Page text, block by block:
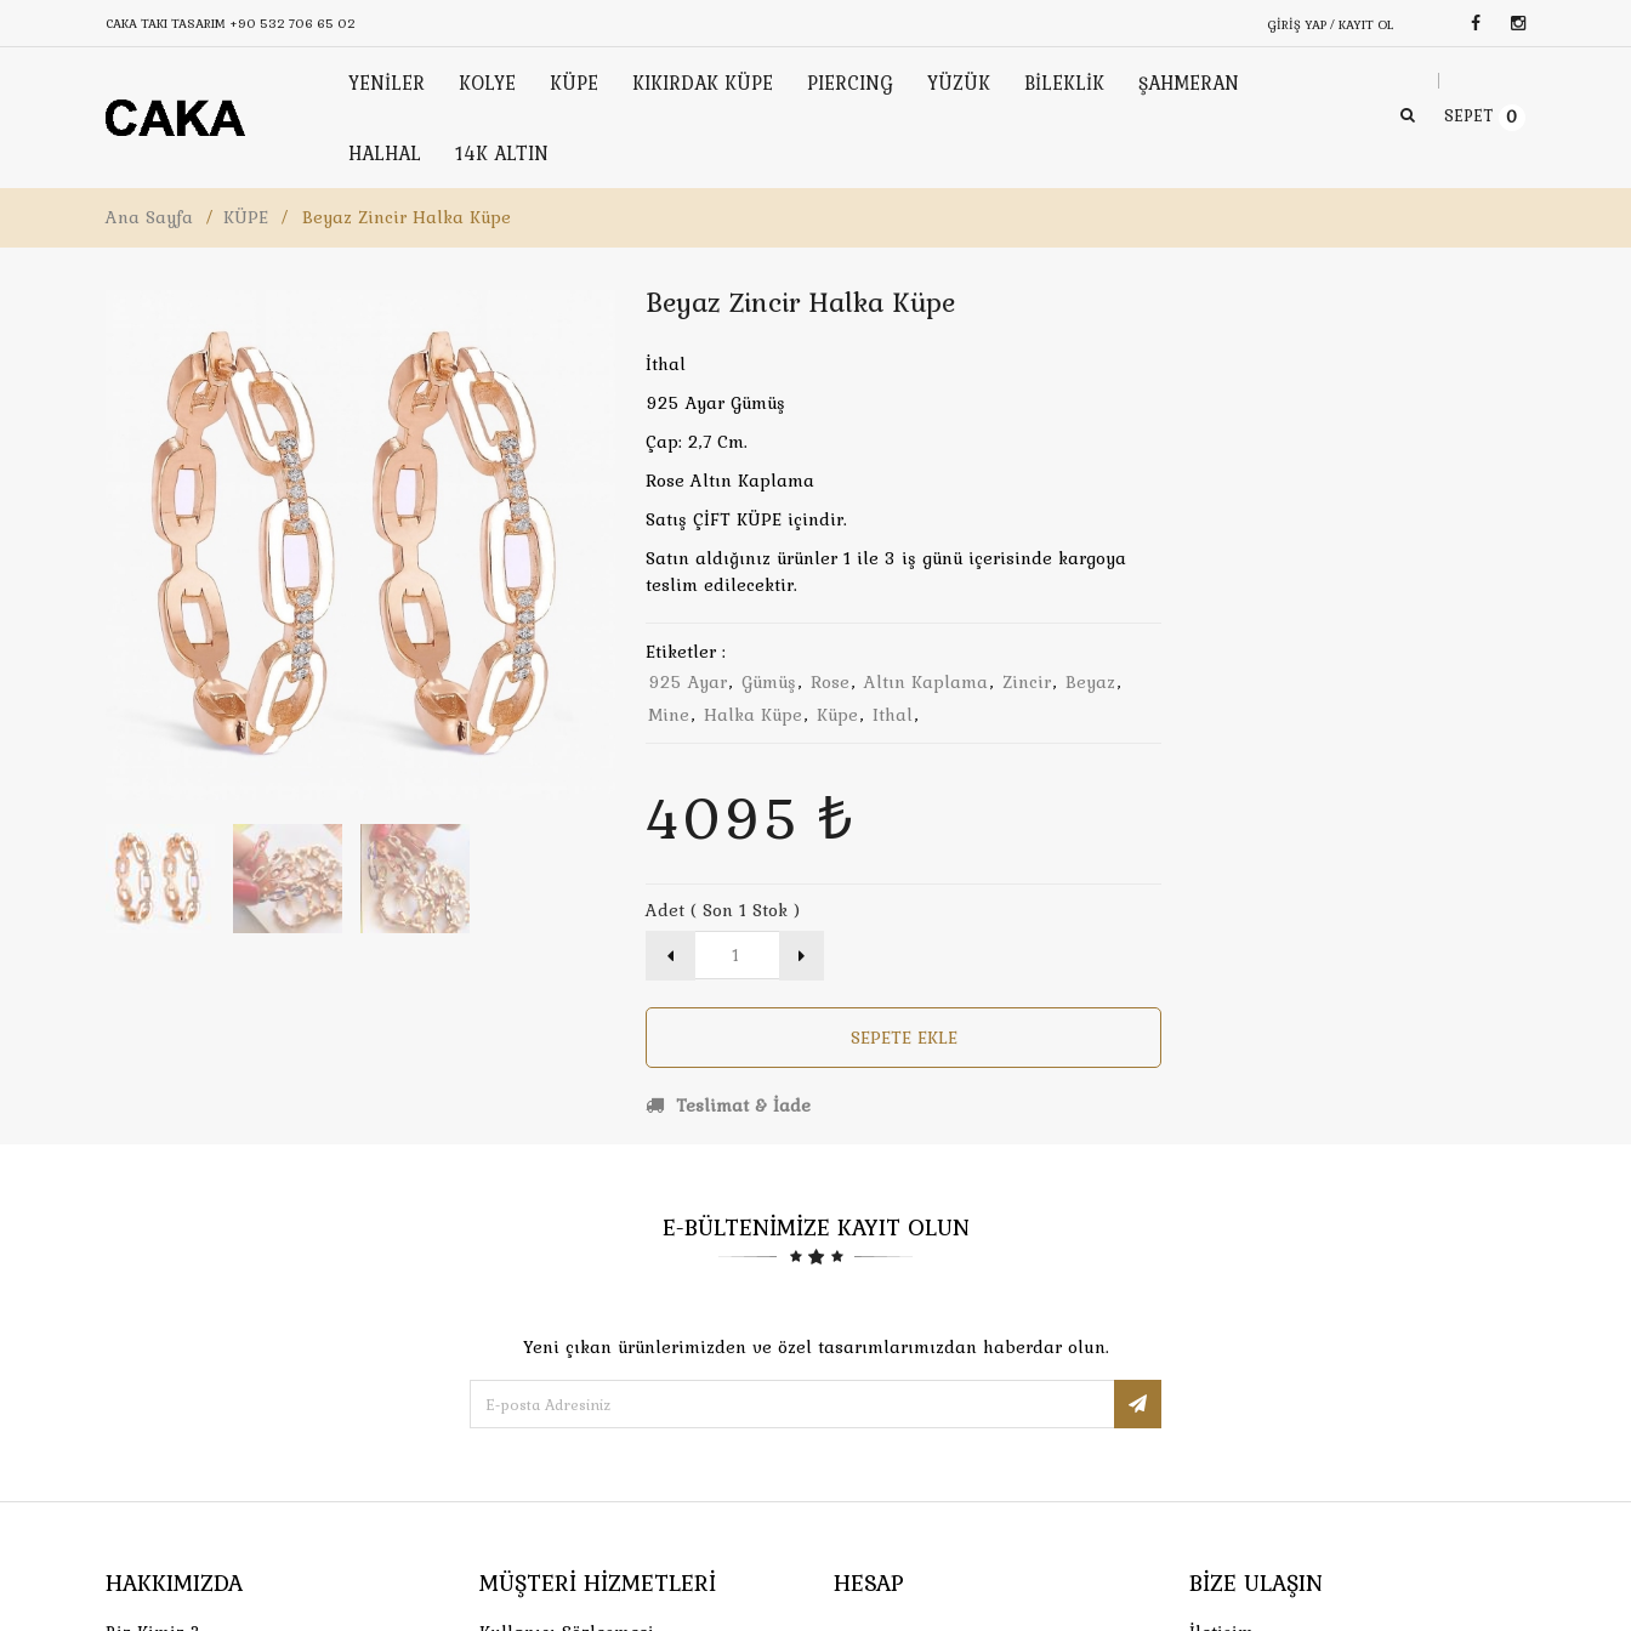
CAKA TAKI TASARIM +90 532 706 65 02 GIRIŞ YAP / KAYIT OL
YENİLER KOLYE KÜPE KIKIRDAK KÜPE PIERCING YÜZÜK BİLEKLİK ŞAHMERAN
HALHAL 14K ALTIN
SEPET 0
Ana Sayfa / KÜPE / Beyaz Zincir Halka Küpe
Beyaz Zincir Halka Küpe
İthal
925 Ayar Gümüş
Çap: 2,7 Cm.
Rose Altın Kaplama
Satış ÇİFT KÜPE içindir.
Satın aldığınız ürünler 1 ile 3 iş günü içerisinde kargoya
teslim edilecektir.
Etiketler :
925 Ayar, Gümüş, Rose, Altın Kaplama, Zincir, Beyaz,
Mine, Halka Küpe, Küpe, Ithal,
4095 ₺
Adet ( Son 1 Stok )
SEPETE EKLE
Teslimat & İade
E-BÜLTENİMİZE KAYIT OLUN
Yeni çıkan ürünlerimizden ve özel tasarımlarımızdan haberdar olun.
HAKKIMIZDA MÜŞTERI HIZMETLERI HESAP BIZE ULAŞIN